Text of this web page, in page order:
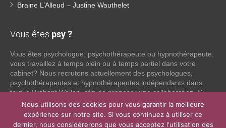
Braine L’Alleud – Justine Wauthelet
Vous êtes psy ?
Vous êtes psychologue, psychothérapeute ou hypnothérapeute,
vous travaillez à temps plein ou à temps partiel dans votre
cabinet? Nous recrutons actuellement des psychologues,
psychothérapeutes et hypnothérapeutes indépendants dans
tout le Brabant Wallon, afin de proposer une collaboration. Si
vous souhaitez obtenir plus d’informations sur ce que nous
pouvons faire pour vous en tant que psy indépendant, n’hésitez
pas à nous contacter:
Nous utilisons des cookies pour vous garantir la meilleure
expérience sur notre site. Si vous continuez à utiliser ce
dernier, nous considérerons que vous acceptez l'utilisation des